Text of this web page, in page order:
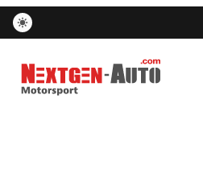
Nextgen-Auto.com